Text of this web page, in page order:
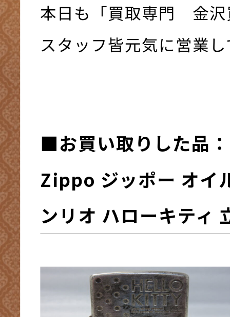
本日も「買取専門 金沢
スタッフ皆元気に営業
■お買い取りした品
Zippo ジッポー オイ
ンリオ ハローキティ